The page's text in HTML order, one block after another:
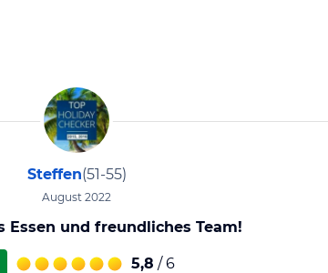
Steffen(51-55)
August 2022
Essen und freundliches Team!
5,8 / 6